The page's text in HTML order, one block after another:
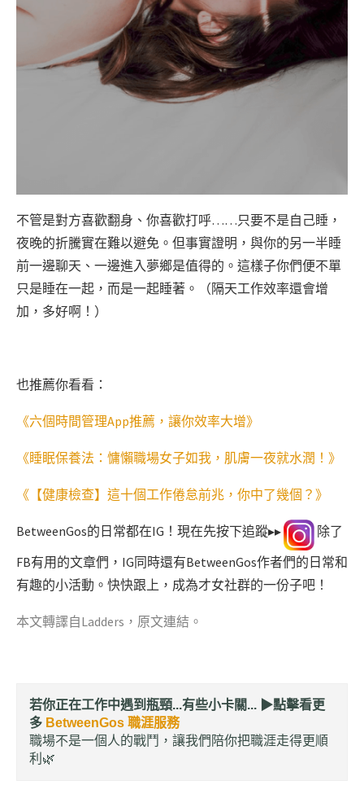
不管是對方喜歡翻身、你喜歡打呼……只要不是自己睡，
夜晚的折騰實在難以避免。但事實證明，與你的另一半睡
前一邊聊天、一邊進入夢鄉是值得的。這樣子你們便不單
只是睡在一起，而是一起睡著。（隔天工作效率還會增
加，多好啊！）
也推薦你看看：
《六個時間管理App推薦，讓你效率大增》
《睡眠保養法：慵懶職場女子如我，肌膚一夜就水潤！》
《【健康檢查】這十個工作倦怠前兆，你中了幾個？》
BetweenGos的日常都在IG！現在先按下追蹤▸▸
除了
FB有用的文章們，IG同時還有BetweenGos作者們的日常和
有趣的小活動。快快跟上，成為才女社群的一份子吧！
本文轉譯自Ladders， 原文連結 。
若你正在工作中遇到瓶頸...有些小卡關... ▶︎點擊看更
多 BetweenGos 職涯服務
職場不是一個人的戰鬥，讓我們陪你把職涯走得更順
利🌿